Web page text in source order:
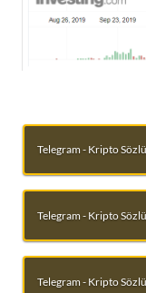
Telegram - Kripto
Telegram - Kripto
Telegram - Kripto